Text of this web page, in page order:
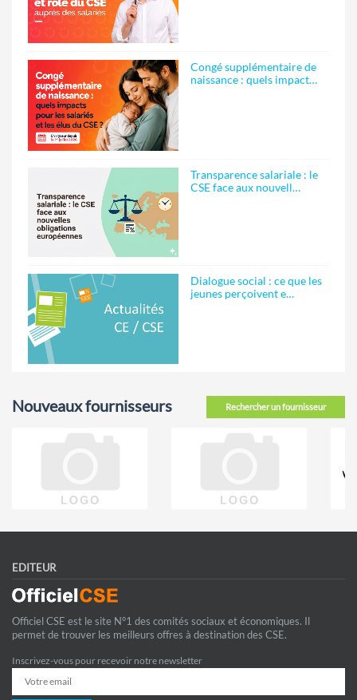
Congé supplémentaire de
naissance : quels impact…
Transparence salariale : le
CSE face aux nouvell…
Dialogue social : ce que les
jeunes perçoivent e…
Rechercher un fournisseur
Nouveaux fournisseurs
EDITEUR
Officiel CSE est le site N°1 des comités sociaux et économiques. Il
permet de trouver les meilleurs offres à destination des CSE.
Inscrivez-vous pour recevoir notre newsletter